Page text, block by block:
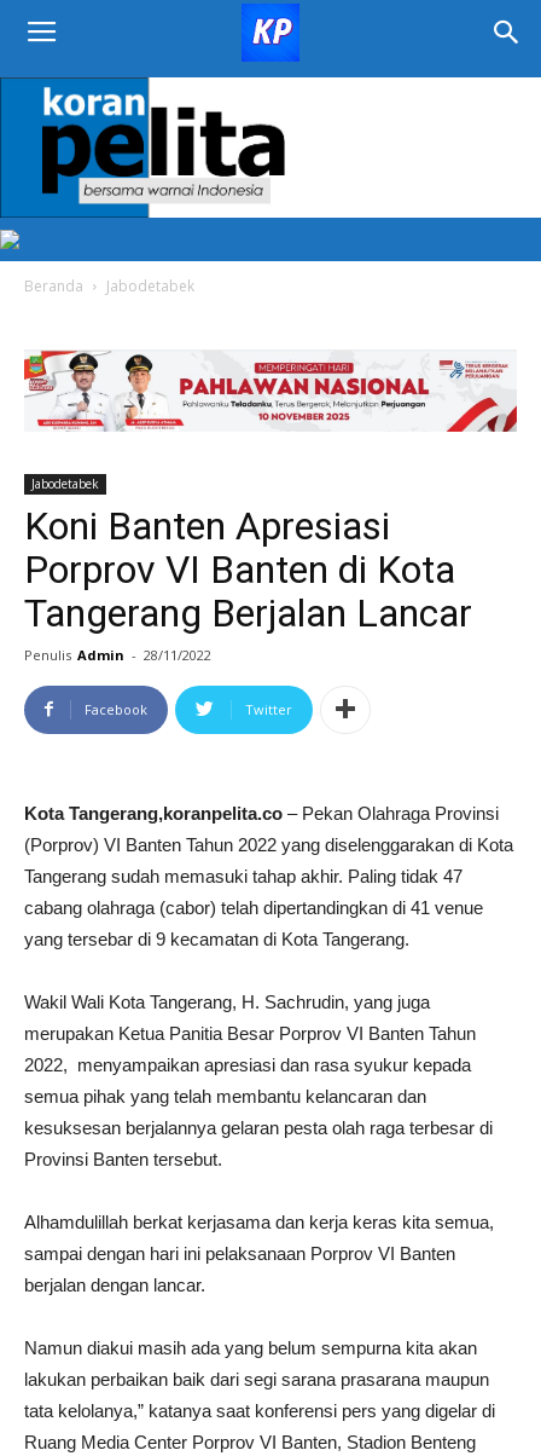
KORAN
PELITA
Beranda Jabodetabek
Jabodetabek
Koni Banten Apresiasi
Porprov VI Banten di Kota
Tangerang Berjalan Lancar
Penulis Admin - 28/11/2022
Facebook Twitter
Kota Tangerang,koranpelita.co – Pekan Olahraga Provinsi
(Porprov) VI Banten Tahun 2022 yang diselenggarakan di Kota
Tangerang sudah memasuki tahap akhir. Paling tidak 47
cabang olahraga (cabor) telah dipertandingkan di 41 venue
yang tersebar di 9 kecamatan di Kota Tangerang.
Wakil Wali Kota Tangerang, H. Sachrudin, yang juga
merupakan Ketua Panitia Besar Porprov VI Banten Tahun
2022, menyampaikan apresiasi dan rasa syukur kepada
semua pihak yang telah membantu kelancaran dan
kesuksesan berjalannya gelaran pesta olah raga terbesar di
Provinsi Banten tersebut.
Alhamdulillah berkat kerjasama dan kerja keras kita semua,
sampai dengan hari ini pelaksanaan Porprov VI Banten
berjalan dengan lancar.
Namun diakui masih ada yang belum sempurna kita akan
lakukan perbaikan baik dari segi sarana prasarana maupun
tata kelolanya,” katanya saat konferensi pers yang digelar di
Ruang Media Center Porprov VI Banten, Stadion Benteng